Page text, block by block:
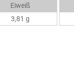
Eiweiß
3,81 g